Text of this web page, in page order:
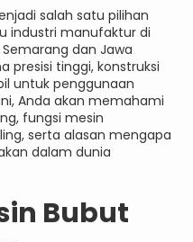
salah satu pilihan
industri manufaktur di
dan Jawa
presisi tinggi, konstruksi
untuk penggunaan
Anda akan memahami
fungsi mesin
serta alasan mengapa
dalam dunia
Bubut